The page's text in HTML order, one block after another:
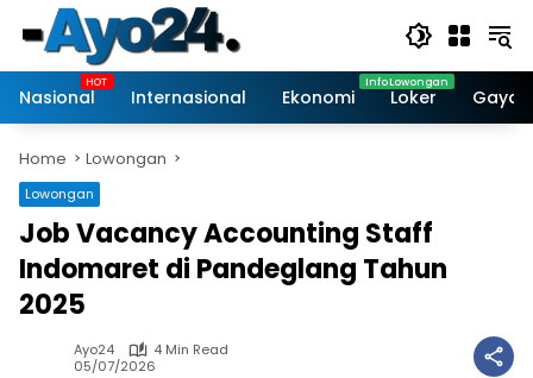
content
Nasional
Internasional Ekonomi Loker Gaya
Home Lowongan
Lowongan
Job Vacancy Accounting Staff
Indomaret di Pandeglang Tahun
2025
Ayo24
4 Min Read
05/07/2026